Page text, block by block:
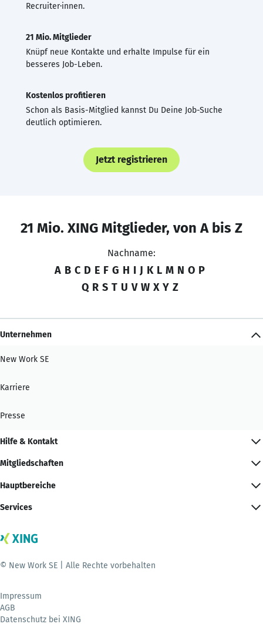
Recruiter·innen.
21 Mio. Mitglieder
Knüpf neue Kontakte und erhalte Impulse für ein
besseres Job-Leben.
Kostenlos profitieren
Schon als Basis-Mitglied kannst Du Deine Job-Suche
deutlich optimieren.
Jetzt registrieren
21 Mio. XING Mitglieder, von A bis Z
Nachname:
A B C D E F G H I J K L M N O P
Q R S T U V W X Y Z
Unternehmen
New Work SE
Karriere
Presse
Hilfe & Kontakt
Mitgliedschaften
Hauptbereiche
Services
© New Work SE | Alle Rechte vorbehalten
Impressum
AGB
Datenschutz bei XING